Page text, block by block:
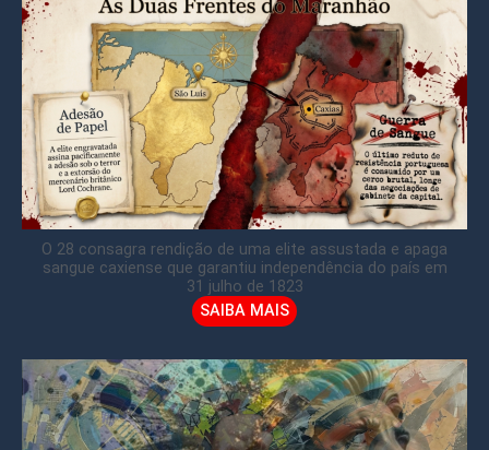
O 28 consagra rendição de uma elite assustada e apaga
sangue caxiense que garantiu independência do país em
31 julho de 1823
SAIBA MAIS